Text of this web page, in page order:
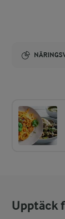
Fett:
29,9 %
9,9 g
Upptäck